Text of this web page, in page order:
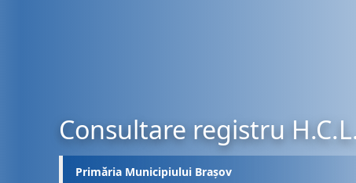
Consultare registru
Primăria Municipiului Brașov